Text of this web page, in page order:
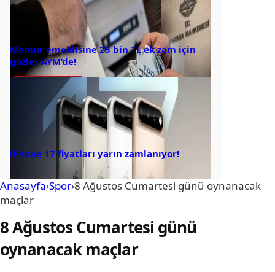
Memur emeklisine 25 bin TL ek zam için
gözler AYM’de!
iPhone 17 fiyatları yarın zamlanıyor!
Anasayfa›Spor›8 Ağustos Cumartesi günü oynanacak
maçlar
8 Ağustos Cumartesi günü
oynanacak maçlar